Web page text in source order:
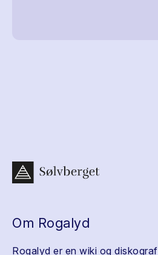
Om Rogalyd
Rogalyd er en wiki og